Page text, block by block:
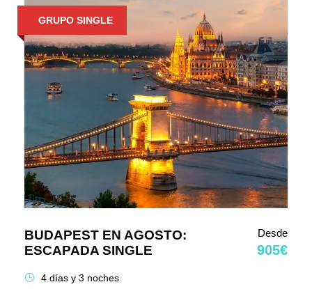
GRUPO SINGLE
BUDAPEST EN AGOSTO:
ESCAPADA SINGLE
Desde
905€
4 días y 3 noches